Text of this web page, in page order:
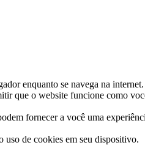
enquanto se navega na
que o website funcione como
fornecer a você uma
de cookies em seu dispositivo.